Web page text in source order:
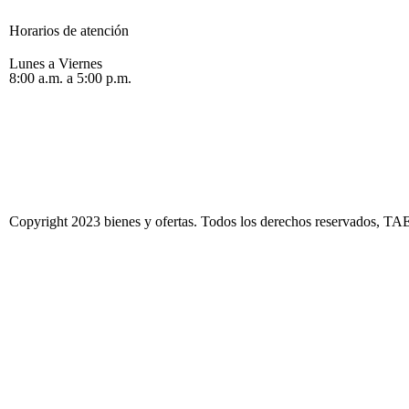
Horarios de atención
Lunes a Viernes
8:00 a.m. a 5:00 p.m.
Copyright 2023 bienes y ofertas. Todos los derechos reservados,